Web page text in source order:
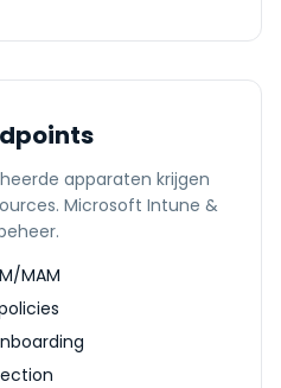
apparaten krijgen
Microsoft Intune &
MAM